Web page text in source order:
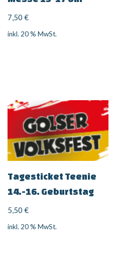
7,50 €
inkl. 20 % MwSt.
Tagesticket Teenie
14.-16. Geburtstag
5,50 €
inkl. 20 % MwSt.